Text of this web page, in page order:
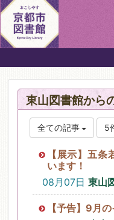
東山図書館から
全ての記事 5
【展示】五
います！
08月07日 東山
【予告】9月